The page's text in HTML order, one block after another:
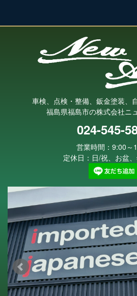
車検、点検・整備、鈑金塗装、
福島県福島市の株式会社ニ
024-545-
営業時間：9:00～
定休日：日/祝、お盆